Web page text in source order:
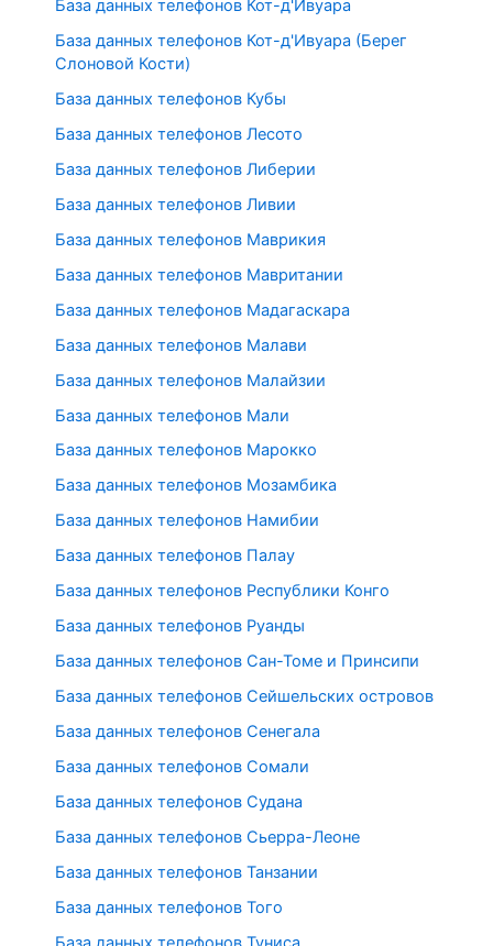
База данных телефонов Кот-д'Ивуара
База данных телефонов Кот-д'Ивуара (Берег
Слоновой Кости)
База данных телефонов Кубы
База данных телефонов Лесото
База данных телефонов Либерии
База данных телефонов Ливии
База данных телефонов Маврикия
База данных телефонов Мавритании
База данных телефонов Мадагаскара
База данных телефонов Малави
База данных телефонов Малайзии
База данных телефонов Мали
База данных телефонов Марокко
База данных телефонов Мозамбика
База данных телефонов Намибии
База данных телефонов Палау
База данных телефонов Республики Конго
База данных телефонов Руанды
База данных телефонов Сан-Томе и Принсипи
База данных телефонов Сейшельских островов
База данных телефонов Сенегала
База данных телефонов Сомали
База данных телефонов Судана
База данных телефонов Сьерра-Леоне
База данных телефонов Танзании
База данных телефонов Того